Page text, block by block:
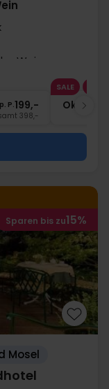
Wein
p. P.199,-
398,-
SALE
Okt
Sparen bis zu15%
Mosel